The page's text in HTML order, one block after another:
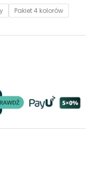
Pakiet 4 kolorów